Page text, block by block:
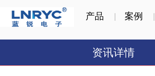
产品 案例
资讯详情